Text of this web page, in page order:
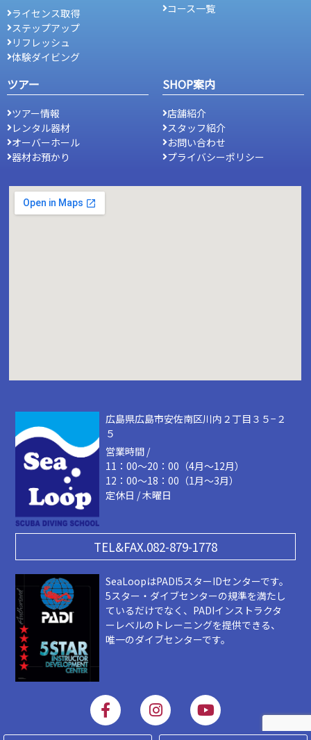
ライセンス取得
ステップアップ
リフレッシュ
体験ダイビング
コース一覧
ツアー
ツアー情報
レンタル器材
オーバーホール
器材お預かり
SHOP案内
店舗紹介
スタッフ紹介
お問い合わせ
プライバシーポリシー
広島県広島市安佐南区川内２丁目３５−２
５
営業時間 /
11：00～20：00（4月～12月）
12：00～18：00（1月～3月）
定休日 / 木曜日
TEL&FAX.082-879-1778
SeaLoopはPADI5スターIDセンターです。
5スター・ダイブセンターの規準を満たし
ているだけでなく、PADIインストラクタ
ーレベルのトレーニングを提供できる、
唯一のダイブセンターです。
F
a
c
I
n
s
Y
o
u